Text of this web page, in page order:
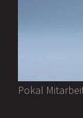
Pokal